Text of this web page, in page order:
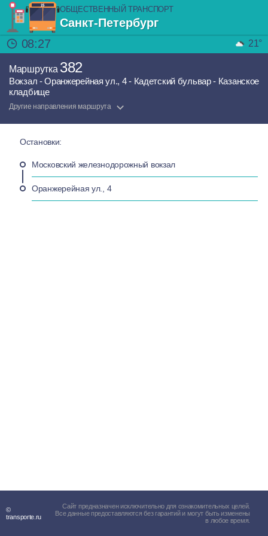
ОБЩЕСТВЕННЫЙ ТРАНСПОРТ
Санкт-Петербург
08:27
21°
Маршрутка 382
Вокзал - Оранжерейная ул., 4 - Кадетский бульвар - Казанское
кладбище
Другие направления маршрута
Остановки:
Московский железнодорожный вокзал
Оранжерейная ул., 4
©
transporte.ru
Сайт предназначен исключительно для ознакомительных целей.
Все данные предоставляются без гарантий и могут быть изменены
в любое время.